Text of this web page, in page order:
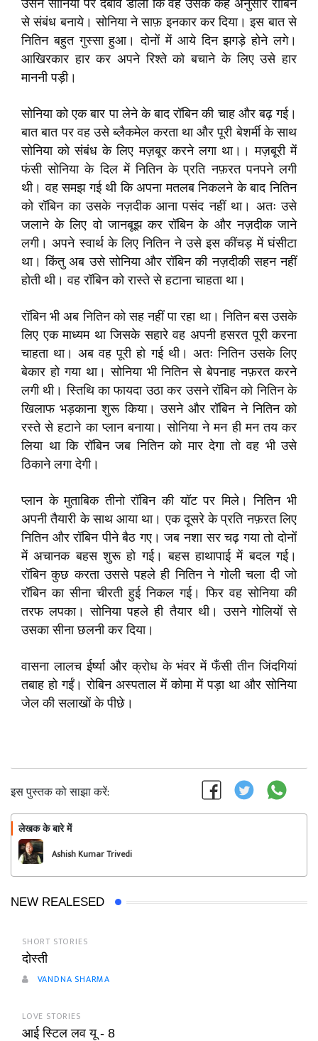
उसने सोनिया पर दबाव डाला कि वह उसके कहे अनुसार रॉबिन
से संबंध बनाये। सोनिया ने साफ़ इनकार कर दिया। इस बात से
नितिन बहुत गुस्सा हुआ। दोनों में आये दिन झगड़े होने लगे।
आखिरकार हार कर अपने रिश्ते को बचाने के लिए उसे हार
माननी पड़ी।
सोनिया को एक बार पा लेने के बाद रॉबिन की चाह और बढ़ गई।
बात बात पर वह उसे ब्लैकमेल करता था और पूरी बेशर्मी के साथ
सोनिया को संबंध के लिए मज़बूर करने लगा था।। मज़बूरी में
फंसी सोनिया के दिल में नितिन के प्रति नफ़रत पनपने लगी
थी। वह समझ गई थी कि अपना मतलब निकलने के बाद नितिन
को रॉबिन का उसके नज़दीक आना पसंद नहीं था। अतः उसे
जलाने के लिए वो जानबूझ कर रॉबिन के और नज़दीक जाने
लगी। अपने स्वार्थ के लिए नितिन ने उसे इस कींचड़ में घंसीटा
था। किंतु अब उसे सोनिया और रॉबिन की नज़दीकी सहन नहीं
होती थी। वह रॉबिन को रास्ते से हटाना चाहता था।
रॉबिन भी अब नितिन को सह नहीं पा रहा था। नितिन बस उसके
लिए एक माध्यम था जिसके सहारे वह अपनी हसरत पूरी करना
चाहता था। अब वह पूरी हो गई थी। अतः नितिन उसके लिए
बेकार हो गया था। सोनिया भी नितिन से बेपनाह नफ़रत करने
लगी थी। स्तिथि का फायदा उठा कर उसने रॉबिन को नितिन के
खिलाफ भड़काना शुरू किया। उसने और रॉबिन ने नितिन को
रस्ते से हटाने का प्लान बनाया। सोनिया ने मन ही मन तय कर
लिया था कि रॉबिन जब नितिन को मार देगा तो वह भी उसे
ठिकाने लगा देगी।
प्लान के मुताबिक तीनो रॉबिन की यॉट पर मिले। नितिन भी
अपनी तैयारी के साथ आया था। एक दूसरे के प्रति नफ़रत लिए
नितिन और रॉबिन पीने बैठ गए। जब नशा सर चढ़ गया तो दोनों
में अचानक बहस शुरू हो गई। बहस हाथापाई में बदल गई।
रॉबिन कुछ करता उससे पहले ही नितिन ने गोली चला दी जो
रॉबिन का सीना चीरती हुई निकल गई। फिर वह सोनिया की
तरफ लपका। सोनिया पहले ही तैयार थी। उसने गोलियों से
उसका सीना छलनी कर दिया।
वासना लालच ईर्ष्या और क्रोध के भंवर में फँसी तीन जिंदगियां
तबाह हो गईं। रोबिन अस्पताल में कोमा में पड़ा था और सोनिया
जेल की सलाखों के पीछे।
इस पुस्तक को साझा करें:
लेखक के बारे में
Ashish Kumar Trivedi
NEW REALESED
SHORT STORIES
दोस्ती
VANDNA SHARMA
LOVE STORIES
आई स्टिल लव यू - 8